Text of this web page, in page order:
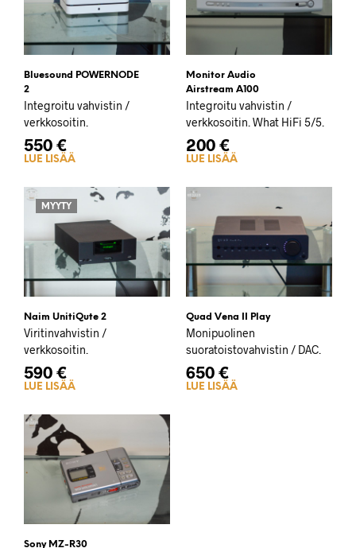
Bluesound POWERNODE
2
Integroitu vahvistin /
verkkosoitin.
550 €
LUE LISÄÄ
Monitor Audio
Airstream A100
Integroitu vahvistin /
verkkosoitin. What HiFi 5/5.
200 €
LUE LISÄÄ
MYYTY
Naim UnitiQute 2
Viritinvahvistin /
verkkosoitin.
590 €
LUE LISÄÄ
Quad Vena II Play
Monipuolinen
suoratoistovahvistin / DAC.
650 €
LUE LISÄÄ
Sony MZ-R30